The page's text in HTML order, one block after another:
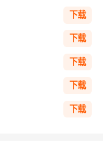
下载
下载
下载
下载
下载